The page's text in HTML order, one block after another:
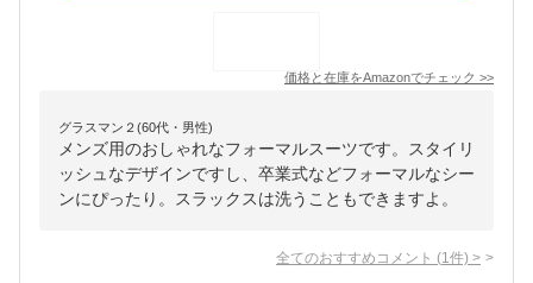
価格と在庫をAmazonでチェック >>
グラスマン２(60代・男性)
メンズ用のおしゃれなフォーマルスーツです。スタイリ
ッシュなデザインですし、卒業式などフォーマルなシー
ンにぴったり。スラックスは洗うこともできますよ。
全てのおすすめコメント (1 件) >